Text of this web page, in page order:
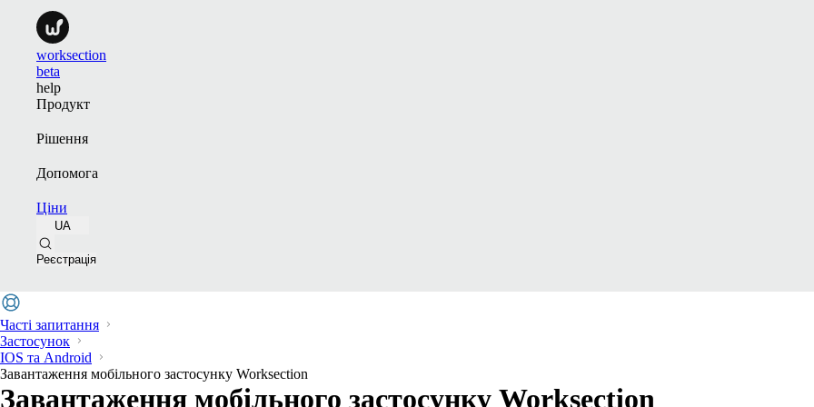
worksection
beta
help
Продукт
Рішення
Допомога
Ціни
UA
Реєстрація
Часті запитання
Застосунок
IOS та Android
Завантаження мобільного застосунку Worksection
Завантаження мобільного застосунку Worksection